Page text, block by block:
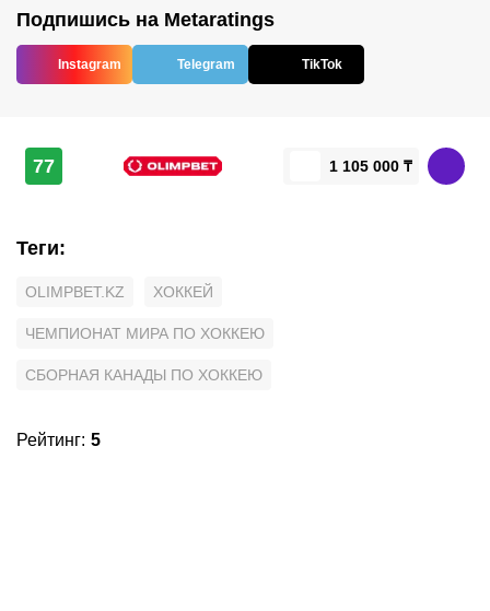
Подпишись на Metaratings
Instagram Telegram TikTok
77 1 105 000 ₸
Теги:
OLIMPBET.KZ ХОККЕЙ
ЧЕМПИОНАТ МИРА ПО ХОККЕЮ
СБОРНАЯ КАНАДЫ ПО ХОККЕЮ
Рейтинг: 5